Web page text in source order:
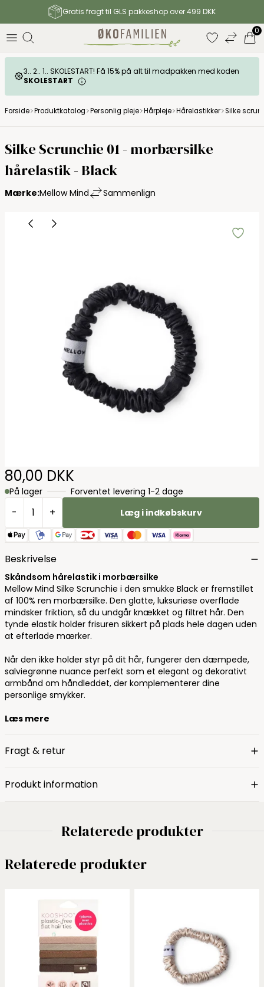
Gratis fragt til GLS pakkeshop over 499 DKK
0
3.. 2.. 1.. SKOLESTART! Få 15% på alt til madpakken med koden
SKOLESTART
Forside Produktkatalog Personlig pleje Hårpleje Hårelastikker Silke
Silke Scrunchie 01 - morbærsilke
hårelastik - Black
Mærke:Mellow Mind Sammenlign
80,00 DKK
På lager Forventet levering 1-2 dage
- + Læg i indkøbskurv
Beskrivelse
Skåndsom hårelastik i morbærsilke
Mellow Mind Silke Scrunchie i den smukke Black er fremstillet
af 100% ren morbærsilke. Den glatte, luksuriøse overflade
mindsker friktion, så du undgår knækket og filtret hår. Den
tynde elastik holder frisuren sikkert på plads hele dagen uden
at efterlade mærker.
Når den ikke holder styr på dit hår, fungerer den dæmpede,
salviegrønne nuance perfekt som et elegant og dekorativt
armbånd om håndleddet, der komplementerer dine
personlige smykker.
Læs mere
Fragt & retur
Produkt information
Relaterede produkter
Relaterede produkter